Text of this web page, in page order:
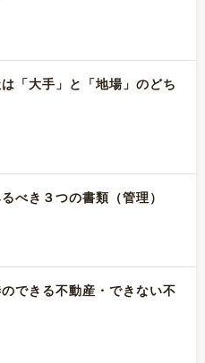
「大手」と「地場」のどち
べき３つの書類（管理）
できる不動産・できない不